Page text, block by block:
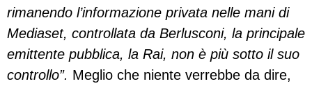
rimanendo l’informazione privata nelle mani di
Mediaset, controllata da Berlusconi, la principale
emittente pubblica, la Rai, non è più sotto il suo
controllo”. Meglio che niente verrebbe da dire,